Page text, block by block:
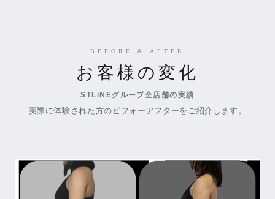
BEFORE & AFTER
お客様の変化
STLiNEグループ全店舗の実績
実際に体験された方のビフォーアフターをご紹介します。